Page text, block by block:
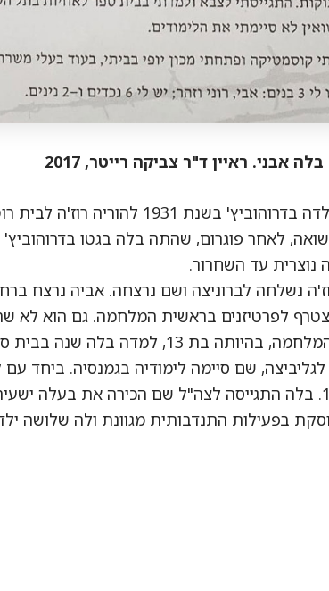
אבני. ראיין ד"ר צביקה רייטר, 2017
1931 להוריה רוז'ה לבית רוטמן ומונדק קרצר ז"ל שהתגררו בקרקאוב.
לאחר פוגרום, שהתה בלה בגטו
עד השחרור.
נשלחה לברוניצה ושם נרצחה. אביה נרצח
לפרטיזנים בראשית המלחמה. גם הוא לא
בתום המלחמה, בהיותה בת 13,
שם סיימה לימודיה בגמנסיה. ביחד
בפעילות התנדבותית מגוונת ולה שלושה